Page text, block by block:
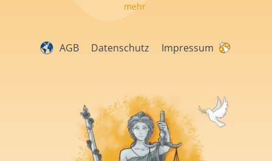
mehr
AGB Datenschutz Impressum